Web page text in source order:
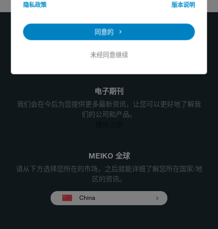
隐私政策 版本说明
同意的
未经同意继续
info@meiko.cn
电子期刊
我们会在今后为您提供更多最新资讯，让您可以更好地了解我
们的公司和产品。
MEIKO 全球
请从下方选择您所在的市场，之后就能详细了解您所在国家/地
区的资讯。
China